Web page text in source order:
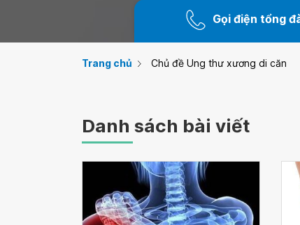
Gọi điện tổng
Trang chủ Chủ đề Ung thư xương di căn
Danh sách bài viết